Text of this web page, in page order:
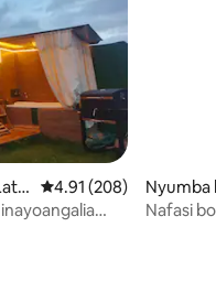
Ukadiriaji wa wastani
4.91 (208)
Nyumba
Nafasi